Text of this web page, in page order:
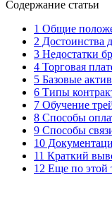
Содержание статьи
1 Общие
2 Достоинства
3 Недостатки
4 Торговая
5 Базовые
6 Типы
7 Обучение
8 Способы
9 Способы
10
11 Краткий
12 Еще по этой